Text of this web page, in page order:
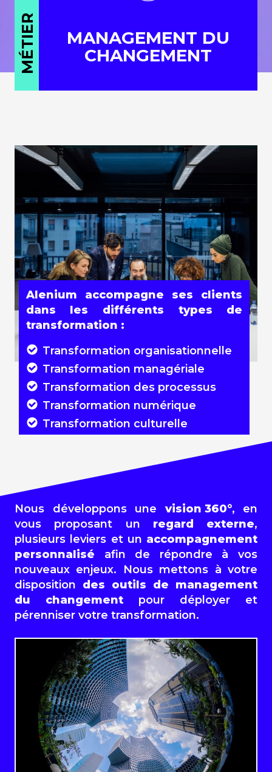
MÉTIER
MANAGEMENT DU
CHANGEMENT
Alenium accompagne ses clients
dans les différents types de
transformation :
Transformation organisationnelle
Transformation managériale
Transformation des processus
Transformation numérique
Transformation culturelle
Nous développons une vision 360°, en
vous proposant un regard externe,
plusieurs leviers et un accompagnement
personnalisé afin de répondre à vos
nouveaux enjeux. Nous mettons à votre
disposition des outils de management
du
changement pour déployer et
pérenniser votre transformation.